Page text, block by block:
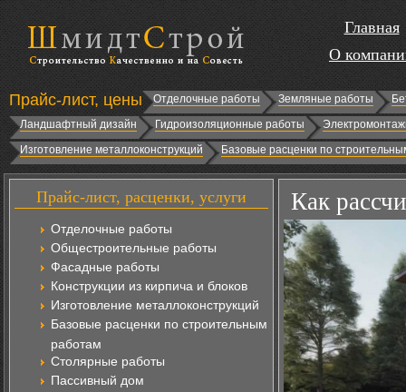
Главная
О
Прайс-лист, цены Отделочные работы Земляные работы
Ландшафтный дизайн
Гидроизоляционные работы
Изготовление металлоконструкций
Базовые расценки по
Прайс-лист, расценки, услуги
Отделочные работы
Общестроительные работы
Фасадные работы
Конструкции из кирпича и блоков
Изготовление металлоконструкций
Базовые расценки по строительным
работам
Столярные работы
Пассивный дом
Как